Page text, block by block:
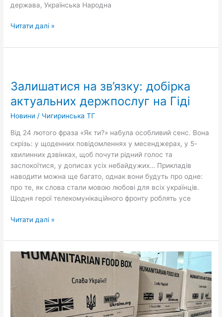
держава, Українська Народна
Читати далі »
Залишатися на зв’язку: добірка
актуальних держпослуг на Гіді
Новини / Чигиринська ТГ
Від 24 лютого фраза «Як ти?» набула особливий сенс. Вона
скрізь: у щоденних повідомленнях у месенджерах, у 5-
хвилинних дзвінках, щоб почути рідний голос та
заспокоїтися, у дописах усіх небайдужих… Прикладів
наводити можна ще багато, однак вони будуть про одне:
про те, як слова стали мовою любові для всіх українців.
Щодня герої телекомунікаційного фронту роблять усе
зв’язку:
актуальних
держпослуг
на
Читати далі »
ІНФОРМАЦІЯ
ПЕРЕСЕЛЕНЦІВ,
ПРОЖИВАЮТЬ